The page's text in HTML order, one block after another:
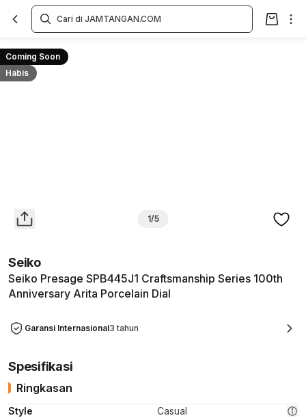
Coming Soon
Habis
1/5
Seiko
Seiko Presage SPB445J1 Craftsmanship Series 100th
Anniversary Arita Porcelain Dial
Garansi Internasional3 tahun
OverviewSpesifikasi
Spesifikasi
Ringkasan
Style Casual